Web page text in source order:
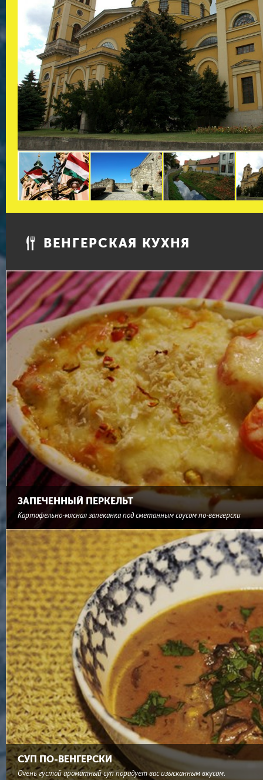
ВЕНГЕРСКАЯ КУХНЯ
ЗАПЕЧЕННЫЙ ПЕРКЕЛЬТ
Картофельно-мясная запеканка под сметанным соусом по-венгерски
СУП ПО-ВЕНГЕРСКИ
Очень густой ароматный суп порадует вас изысканным вкусом.